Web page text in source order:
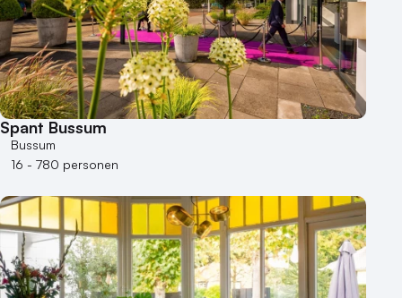
Spant Bussum
Bussum
16 - 780 personen